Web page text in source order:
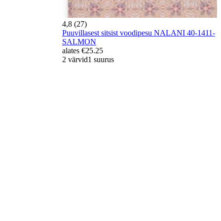
4,8 (27)
Puuvillasest sitsist voodipesu NALANI 40-1411-
SALMON
alates €25.25
2 värvid1 suurus